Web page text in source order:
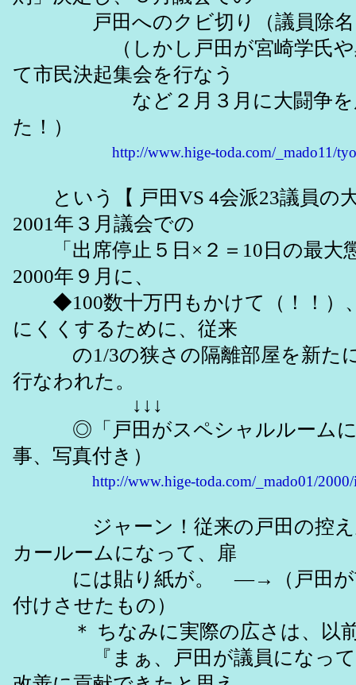
戸田へのクビ切り（議員除名）
（しかし戸田が宮崎学氏や黒
て市民決起集会を行なう
など２月３月に大闘争を展
た！）
http://www.hige-toda.com/_mado11/
という【 戸田VS 4会派23議員の
2001年３月議会での
「出席停止５日×２＝10日の最大
2000年９月に、
◆100数十万円もかけて（！！）
にくくするために、従来
の1/3の狭さの隔離部屋を新たに
行なわれた。
↓↓↓
◎「戸田がスペシャルルームに
事、写真付き）
http://www.hige-toda.com/_mado01/
ジャーン！従来の戸田の控え室
カールームになって、扉
には貼り紙が。 ―→（戸田が市
付けさせたもの）
＊ ちなみに実際の広さは、以前
『まぁ、戸田が議員になって初